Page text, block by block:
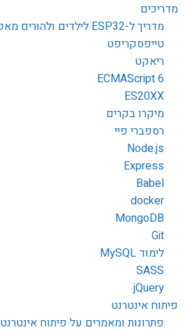
מדריכים
מדריך ל-ESP32 לילדים ולהורים מאפס
טייפסקריפט
ריאקט
ECMAScript 6
ES20XX
מיקרו בקרים
רספברי פיי
Node.js
Express
Babel
docker
MongoDB
Git
לימוד MySQL
SASS
jQuery
פיתוח אינטרנט
פתרונות ומאמרים על פיתוח אינטרנט